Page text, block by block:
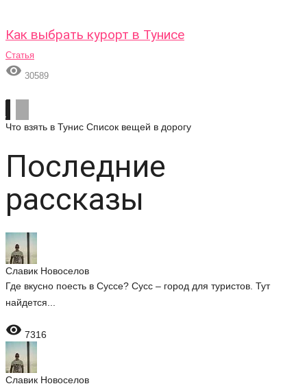
Как выбрать курорт в Тунисе
Статья
 30589
Что взять в Тунис Список вещей в дорогу
Последние
рассказы
Славик Новоселов
Где вкусно поесть в Суссе? Сусс – город для туристов. Тут
найдется...
 7316
Славик Новоселов